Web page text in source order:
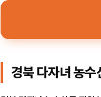
경북 다자녀 농수